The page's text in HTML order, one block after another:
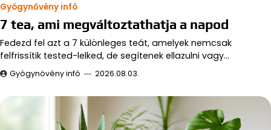
Gyógynővény infó
7 tea, ami megváltoztathatja a napod
Fedezd fel azt a 7 különleges teát, amelyek nemcsak
felfrissítik tested-lelked, de segítenek ellazulni vagy…
Gyógynövény infó 2026.08.03.